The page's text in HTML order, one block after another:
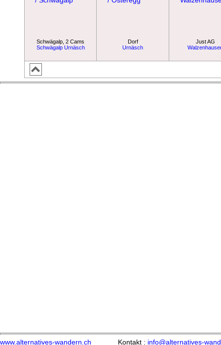
Schwägalp, 2 Cams
Schwägalp Urnäsch
Dorf
Urnäsch
Just AG
www.alternatives-wandern.ch Kontakt : info@alternatives-